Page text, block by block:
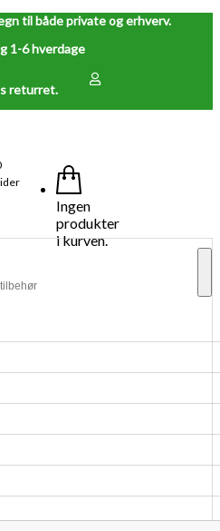
til både private og erhverv.
1-6 hverdage
returret.
Ingen
produkter
i kurven.